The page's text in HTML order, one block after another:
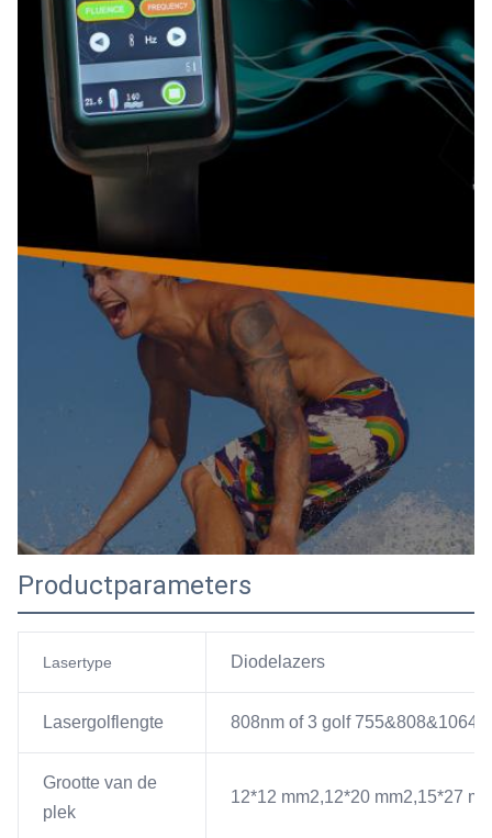
Productparameters
Lasertype Diodelazers
Lasergolflengte 808nm of 3 golf
Grootte van de
plek
12*12 mm2,12*20 mm2,15*27